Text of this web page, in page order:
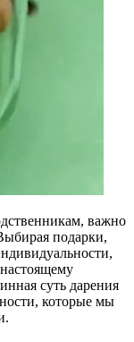
важно
подарки,
суть дарения
которые мы